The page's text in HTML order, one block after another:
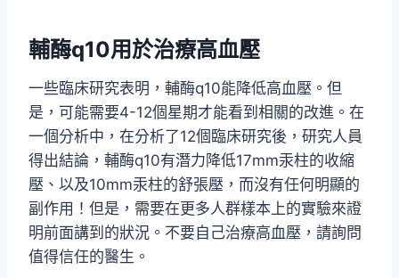
輔酶q10用於治療高血壓
一些臨床研究表明，輔酶q10能降低高血壓。但
是，可能需要4-12個星期才能看到相關的改進。在
一個分析中，在分析了12個臨床研究後，研究人員
得出結論，輔酶q10有潛力降低17mm汞柱的收縮
壓、以及10mm汞柱的舒張壓，而沒有任何明顯的
副作用！但是，需要在更多人群樣本上的實驗來證
明前面講到的狀況。不要自己治療高血壓，請詢問
值得信任的醫生。